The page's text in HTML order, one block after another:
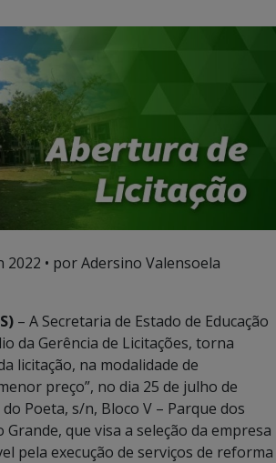
2022 • por Adersino Valensoela
– A Secretaria de Estado de Educação
da Gerência de Licitações, torna
licitação, na modalidade de
preço”, no dia 25 de julho de
do Poeta, s/n, Bloco V – Parque dos
Grande, que visa a seleção da empresa
pela execução de serviços de reforma